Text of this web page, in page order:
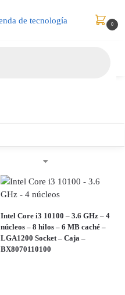
0
Intel Core i3 10100 – 3.6 GHz – 4
núcleos – 8 hilos – 6 MB caché –
LGA1200 Socket – Caja –
BX8070110100